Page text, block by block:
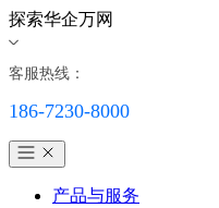
探索华企万网
客服热线：
186-7230-8000
产品与服务